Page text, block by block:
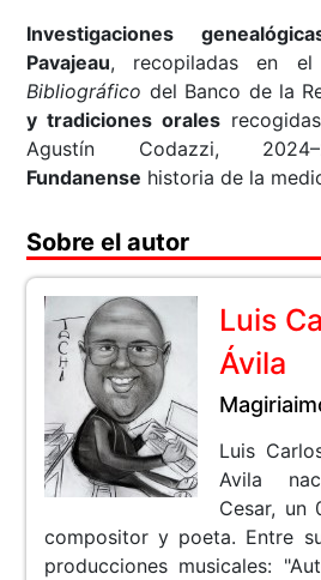
Investigaciones
Pavajeau, recopiladas en el
Bibliográfico del Banco de la
y tradiciones orales
Agustín Codazzi,
Fundanense historia de la
Sobre el autor
Luis
Ávila
Luis
Avila
Cesar, un
compositor y poeta. Entre
producciones musicales: